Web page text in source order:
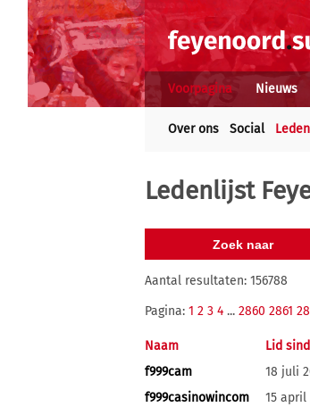
Voorpagina Nieuws
Over ons Social
Ledenlijst
Aantal resultaten: 156788
Pagina: 1 2 3 4 ... 2860 2861
Naam Lid
f999cam
18 juli
f999casinowincom
15 april